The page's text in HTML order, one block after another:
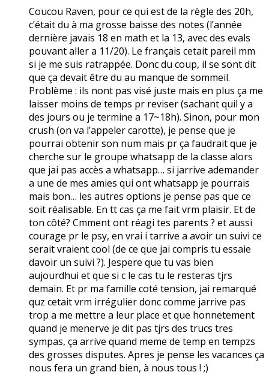
Coucou Raven, pour ce qui est de la règle des 20h,
c’était du à ma grosse baisse des notes (l’année
dernière javais 18 en math et la 13, avec des evals
pouvant aller a 11/20). Le français cetait pareil mm
si je me suis ratrappée. Donc du coup, il se sont dit
que ça devait être du au manque de sommeil.
Problème : ils nont pas visé juste mais en plus ça me
laisser moins de temps pr reviser (sachant quil y a
des jours ou je termine a 17~18h). Sinon, pour mon
crush (on va l’appeler carotte), je pense que je
pourrai obtenir son num mais pr ça faudrait que je
cherche sur le groupe whatsapp de la classe alors
que jai pas accès a whatsapp… si jarrive ademander
a une de mes amies qui ont whatsapp je pourrais
mais bon… les autres options je pense pas que ce
soit réalisable. En tt cas ça me fait vrm plaisir. Et de
ton côté? Cmment ont réagi tes parents ? et aussi
courage pr le psy, en vrai i tarrive a avoir un suivi ce
serait vraient cool (de ce que jai compris tu essaie
davoir un suivi ?). Jespere que tu vas bien
aujourdhui et que si c le cas tu le resteras tjrs
demain. Et pr ma famille coté tension, jai remarqué
quz cetait vrm irrégulier donc comme jarrive pas
trop a me mettre a leur place et que honnetement
quand je menerve je dit pas tjrs des trucs tres
sympas, ça arrive quand meme de temp en tempzs
des grosses disputes. Apres je pense les vacances ça
nous fera un grand bien, à nous tous ! ;)